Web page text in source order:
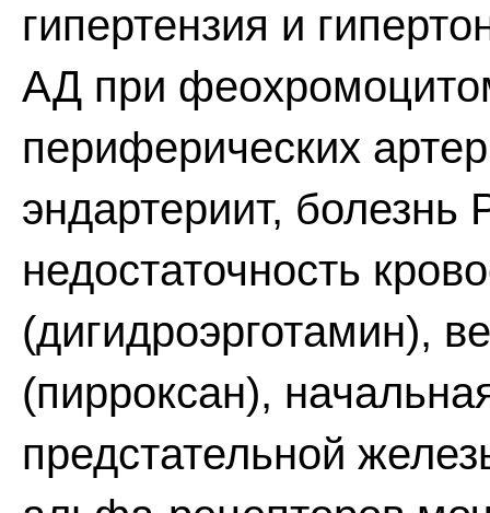
гипертензия и
АД при
периферических
эндартериит, болезнь
недостаточность
(дигидроэрготамин),
(пирроксан),
предстательной